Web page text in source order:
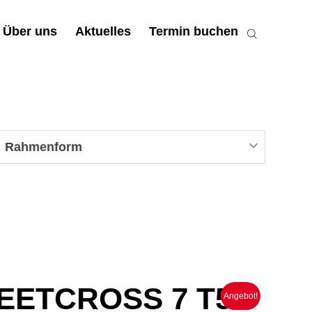
Über uns Aktuelles Termin buchen
Rahmenform
Angebot!
7 T55